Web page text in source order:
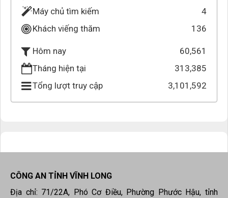
Máy chủ tìm kiếm
4
Khách viếng thăm
136
Hôm nay
60,561
Tháng hiện tại
313,385
Tổng lượt truy cập
3,101,592
CÔNG AN TỈNH VĨNH LONG
Địa chỉ: 71/22A, Phó Cơ Điều, Phường Phước Hậu, tỉnh